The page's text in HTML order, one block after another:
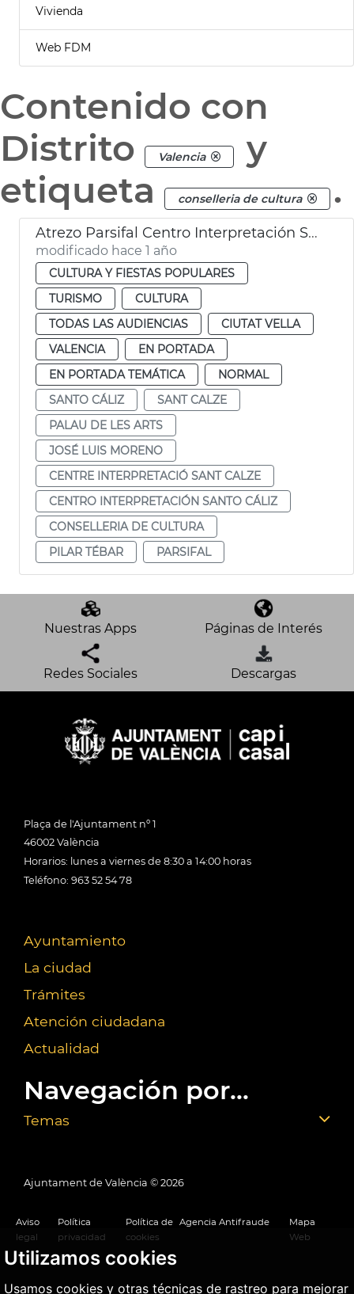
Utilizamos cookies
Usamos cookies y otras técnicas de rastreo para mejorar
Vivienda
Web FDM
Contenido con
Distrito
Valencia
y
etiqueta
conselleria de cultura .
Atrezo Parsifal Centro Interpretación Santo Cáliz
modificado hace 1 año
CULTURA Y FIESTAS POPULARES
TURISMO
CULTURA
TODAS LAS AUDIENCIAS
CIUTAT VELLA
VALENCIA
EN PORTADA
EN PORTADA TEMÁTICA
NORMAL
SANTO CÁLIZ
SANT CALZE
PALAU DE LES ARTS
JOSÉ LUIS MORENO
CENTRE INTERPRETACIÓ SANT CALZE
CENTRO INTERPRETACIÓN SANTO CÁLIZ
CONSELLERIA DE CULTURA
PILAR TÉBAR
PARSIFAL
Nuestras Apps Páginas de Interés
Redes Sociales Descargas
Plaça de l'Ajuntament nº 1
46002 València
Horarios: lunes a viernes de 8:30 a 14:00 horas
Teléfono: 963 52 54 78
Ayuntamiento
La ciudad
Trámites
Atención ciudadana
Actualidad
Navegación por...
Temas
Ajuntament de València © 2026
Aviso
legal
Política
privacidad
Política de
cookies
Agencia Antifraude
Mapa
Web